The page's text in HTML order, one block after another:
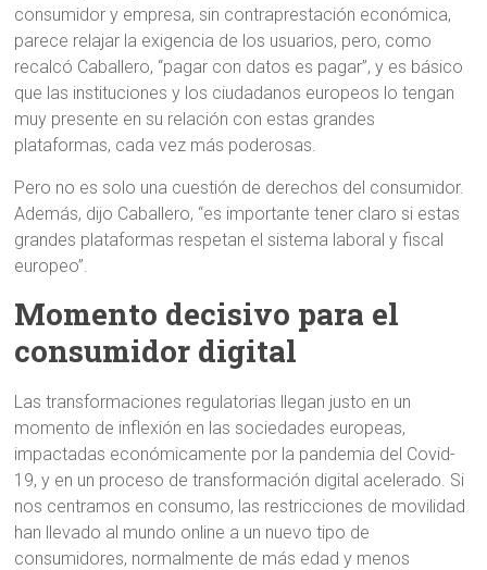
consumidor y empresa, sin contraprestación económica,
parece relajar la exigencia de los usuarios, pero, como
recalcó Caballero, “pagar con datos es pagar”, y es básico
que las instituciones y los ciudadanos europeos lo tengan
muy presente en su relación con estas grandes
plataformas, cada vez más poderosas.
Pero no es solo una cuestión de derechos del consumidor.
Además, dijo Caballero, “es importante tener claro si estas
grandes plataformas respetan el sistema laboral y fiscal
europeo”.
Momento decisivo para el
consumidor digital
Las transformaciones regulatorias llegan justo en un
momento de inflexión en las sociedades europeas,
impactadas económicamente por la pandemia del Covid-
19, y en un proceso de transformación digital acelerado. Si
nos centramos en consumo, las restricciones de movilidad
han llevado al mundo online a un nuevo tipo de
consumidores, normalmente de más edad y menos